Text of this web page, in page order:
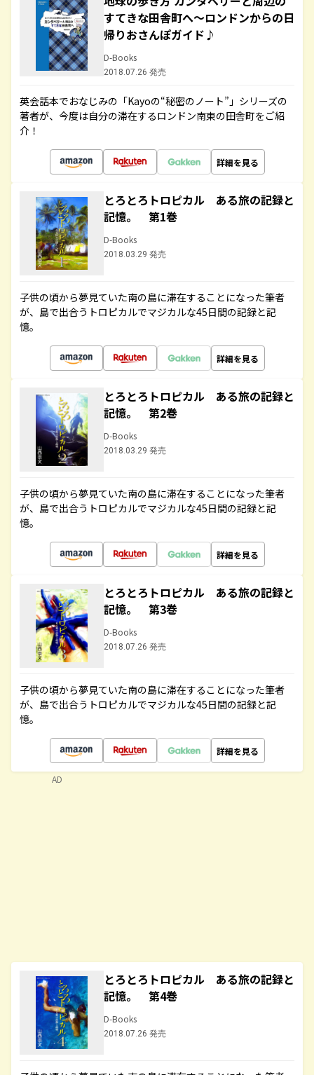
すてきな田舎町へ～ロンドンからの日
帰りおさんぽガイド♪
D-Books
2018.07.26 発売
英会話本でおなじみの「Kayoの“秘密のノート”」シリーズの
著者が、今度は自分の滞在するロンドン南東の田舎町をご紹
介！
詳細を見る
とろとろトロピカル ある旅の記録と
記憶。 第1巻
D-Books
2018.03.29 発売
子供の頃から夢見ていた南の島に滞在することになった筆者
が、島で出合うトロピカルでマジカルな45日間の記録と記
憶。
詳細を見る
とろとろトロピカル ある旅の記録と
記憶。 第2巻
D-Books
2018.03.29 発売
子供の頃から夢見ていた南の島に滞在することになった筆者
が、島で出合うトロピカルでマジカルな45日間の記録と記
憶。
詳細を見る
とろとろトロピカル ある旅の記録と
記憶。 第3巻
D-Books
2018.07.26 発売
子供の頃から夢見ていた南の島に滞在することになった筆者
が、島で出合うトロピカルでマジカルな45日間の記録と記
憶。
詳細を見る
とろとろトロピカル ある旅の記録と
記憶。 第4巻
D-Books
2018.07.26 発売
AD